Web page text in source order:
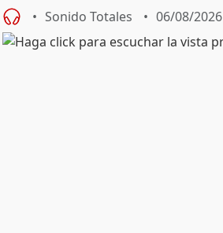
Sonido Totales 06/08/2026